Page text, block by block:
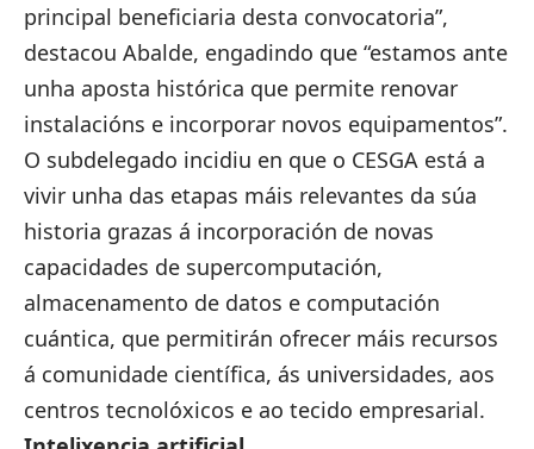
principal beneficiaria desta convocatoria”,
destacou Abalde, engadindo que “estamos ante
unha aposta histórica que permite renovar
instalacións e incorporar novos equipamentos”.
O subdelegado incidiu en que o CESGA está a
vivir unha das etapas máis relevantes da súa
historia grazas á incorporación de novas
capacidades de supercomputación,
almacenamento de datos e computación
cuántica, que permitirán ofrecer máis recursos
á comunidade científica, ás universidades, aos
centros tecnolóxicos e ao tecido empresarial.